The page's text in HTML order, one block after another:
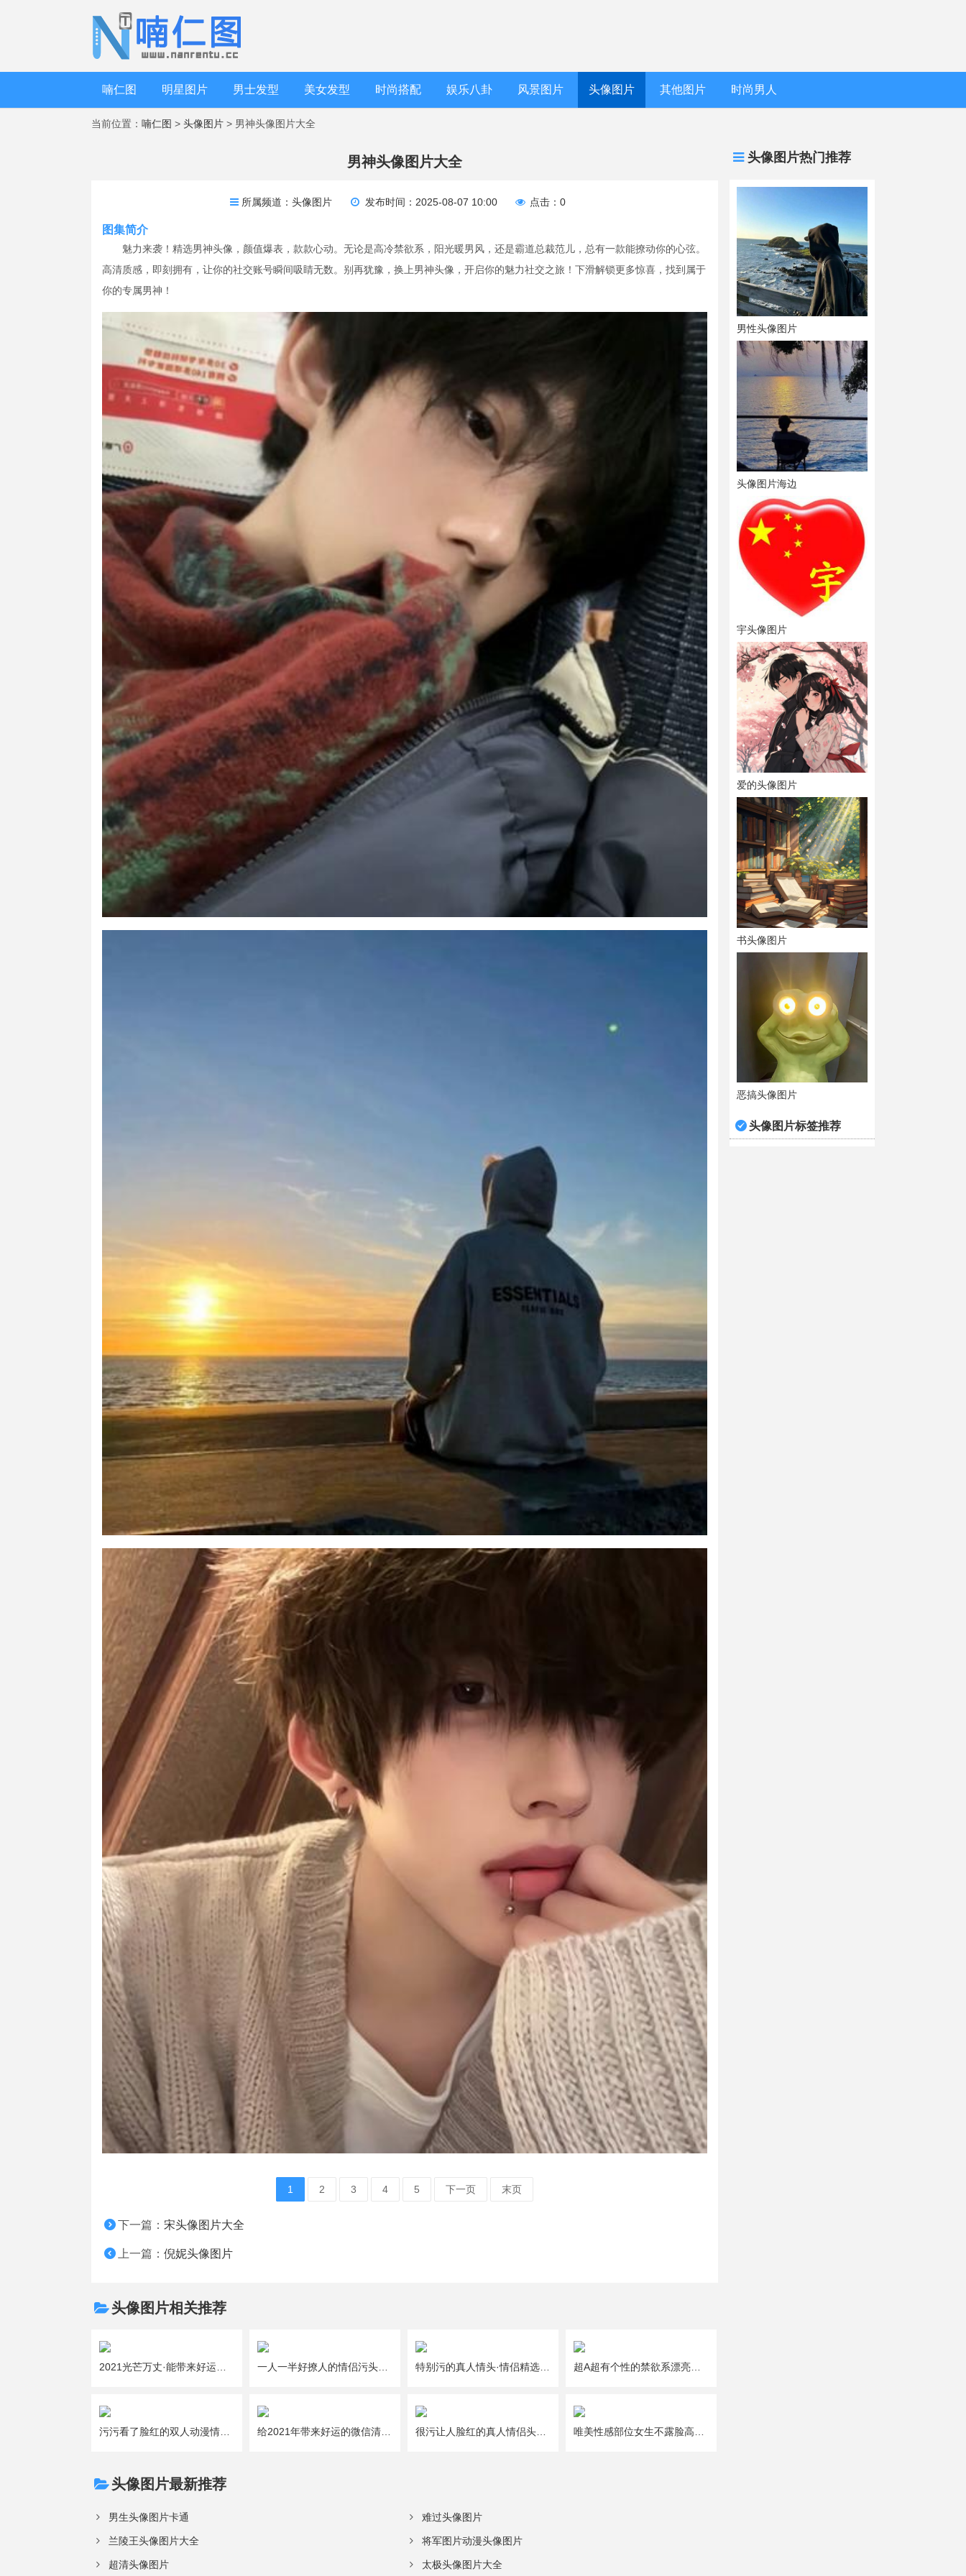
喃仁图 明星图片 男士发型 美女发型 时尚搭配 娱乐八卦 风景图片 头像图片 其他图片 时尚男人
当前位置： 喃仁图 > 头像图片 > 男神头像图片大全
头像图片热门推荐
男性头像图片
头像图片海边
宇头像图片
爱的头像图片
书头像图片
恶搞头像图片
头像图片标签推荐
男神头像图片大全
所属频道：头像图片 发布时间：2025-08-07 10:00 点击：0
图集简介
魅力来袭！精选男神头像，颜值爆表，款款心动。无论是高冷禁欲系，阳光暖男风，还是霸道总裁范儿，总有一款能撩动你的心弦。
高清质感，即刻拥有，让你的社交账号瞬间吸睛无数。别再犹豫，换上男神头像，开启你的魅力社交之旅！下滑解锁更多惊喜，找到属于
你的专属男神！
1 2 3 4 5 下一页 末页
下一篇：宋头像图片大全
上一篇：倪妮头像图片
头像图片相关推荐
头像图片最新推荐
男生头像图片卡通 难过头像图片
兰陵王头像图片大全 将军图片动漫头像图片
超清头像图片 太极头像图片大全